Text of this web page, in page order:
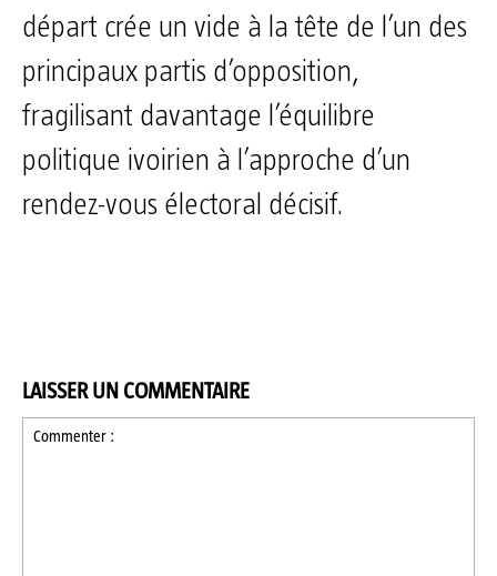
départ crée un vide à la tête de l’un des
principaux partis d’opposition,
fragilisant davantage l’équilibre
politique ivoirien à l’approche d’un
rendez-vous électoral décisif.
LAISSER UN COMMENTAIRE